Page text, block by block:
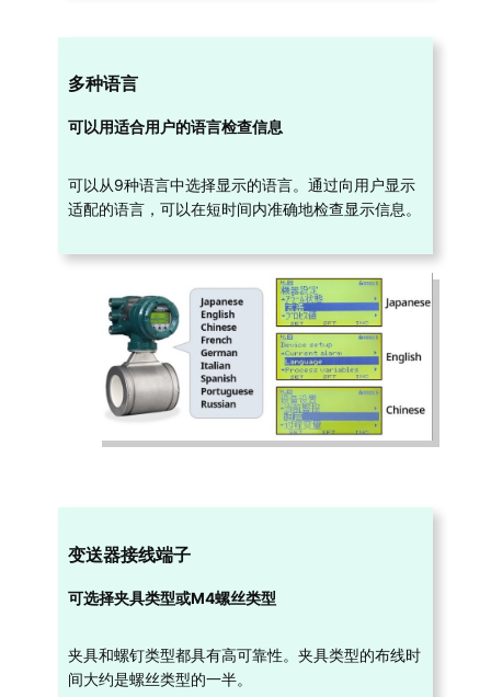
多种语言
可以用适合用户的语言检查信息
可以从9种语言中选择显示的语言。通过向用户显示
适配的语言，可以在短时间内准确地检查显示信息。
变送器接线端子
可选择夹具类型或M4螺丝类型
夹具和螺钉类型都具有高可靠性。夹具类型的布线时
间大约是螺丝类型的一半。